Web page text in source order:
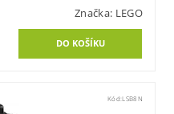
Značka: LEGO
Kód:LSB8N